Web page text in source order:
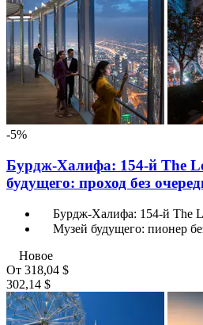
-5%
Бурдж-Халифа: 154-й The
будущего: проход без
Бурдж-Халифа: 154-й The
Музей будущего: пионер
Новое
От 318,04 $
302,14 $